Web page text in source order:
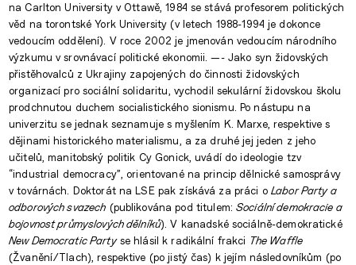
na Carlton University v Ottawě, 1984 se stává profesorem politických
věd na torontské York University (v letech 1988-1994 je dokonce
vedoucím oddělení). V roce 2002 je jmenován vedoucím národního
výzkumu v srovnávací politické ekonomii. —- Jako syn židovských
přistěhovalců z Ukrajiny zapojených do činnosti židovských
organizací pro sociální solidaritu, vychodil sekulární židovskou školu
prodchnutou duchem socialistického sionismu. Po nástupu na
univerzitu se jednak seznamuje s myšlením K. Marxe, respektive s
dějinami historického materialismu, a za druhé jej jeden z jeho
učitelů, manitobský politik Cy Gonick, uvádí do ideologie tzv
“industrial democracy”, orientované na princip dělnické samosprávy
v továrnách. Doktorát na LSE pak získává za práci o Labor Party a
odborových svazech (publikována pod titulem:Sociální demokracie a
bojovnost průmyslových dělníků). V kanadské sociálně-demokratické
New Democratic Partyse hlásil k radikální frakci The Waffle
(Žvanění/Tlach), respektive (po jistý čas) k jejím následovníkům (po